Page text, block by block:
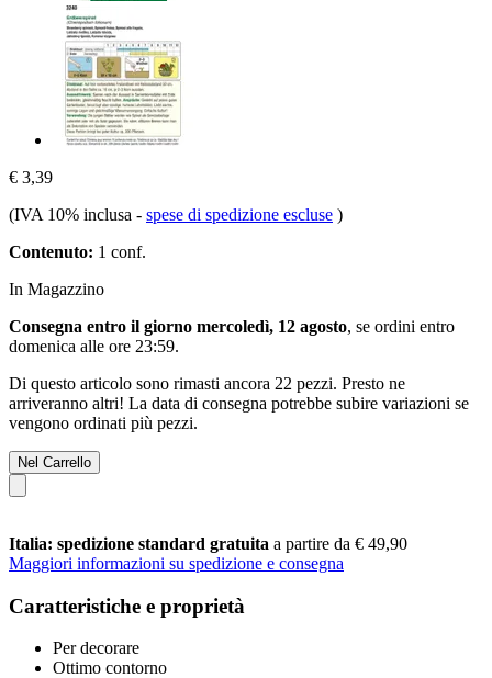
€ 3,39
(IVA 10% inclusa - spese di spedizione escluse )
Contenuto: 1 conf.
In Magazzino
Consegna entro il giorno mercoledì, 12 agosto, se ordini entro
domenica alle ore 23:59.
Di questo articolo sono rimasti ancora 22 pezzi. Presto ne
arriveranno altri! La data di consegna potrebbe subire variazioni se
vengono ordinati più pezzi.
Nel Carrello
Italia: spedizione standard gratuita a partire da € 49,90
Maggiori informazioni su spedizione e consegna
Caratteristiche e proprietà
Per decorare
Ottimo contorno